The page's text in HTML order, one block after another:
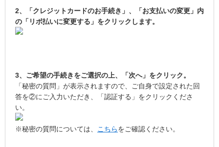
2、「クレジットカードのお手続き」、「お支払いの変更」内
の「リボ払いに変更する」をクリックします。
3、ご希望の手続きをご選択の上、「次へ」をクリック。
「秘密の質問」が表示されますので、ご自身で設定された回
答を②にご入力いただき、「認証する」をクリックくださ
い。
※秘密の質問については、 こちらをご確認ください。